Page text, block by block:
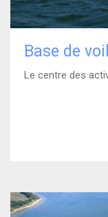
Base de
Le centre des
)